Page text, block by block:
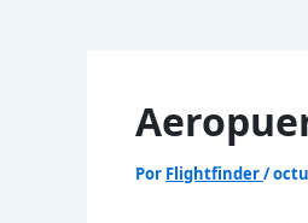
Por Flightfinder/